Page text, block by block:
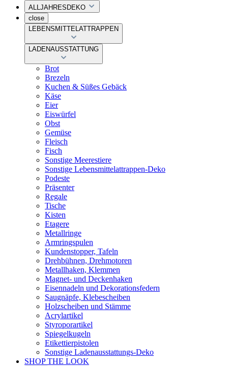
ALLJAHRESDEKO
close
LEBENSMITTELATTRAPPEN
LADENAUSSTATTUNG
Brot
Brezeln
Kuchen & Süßes Gebäck
Käse
Eier
Eiswürfel
Obst
Gemüse
Fleisch
Fisch
Sonstige Meerestiere
Sonstige Lebensmittelattrappen-Deko
Podeste
Präsenter
Regale
Tische
Kisten
Etagere
Metallringe
Armringspulen
Kundenstopper, Tafeln
Drehbühnen, Drehmotoren
Metallhaken, Klemmen
Magnet- und Deckenhaken
Eisennadeln und Dekorationsfedern
Saugnäpfe, Klebescheiben
Holzscheiben und Stämme
Acrylartikel
Styroporartikel
Spiegelkugeln
Etikettierpistolen
Sonstige Ladenausstattungs-Deko
SHOP THE LOOK